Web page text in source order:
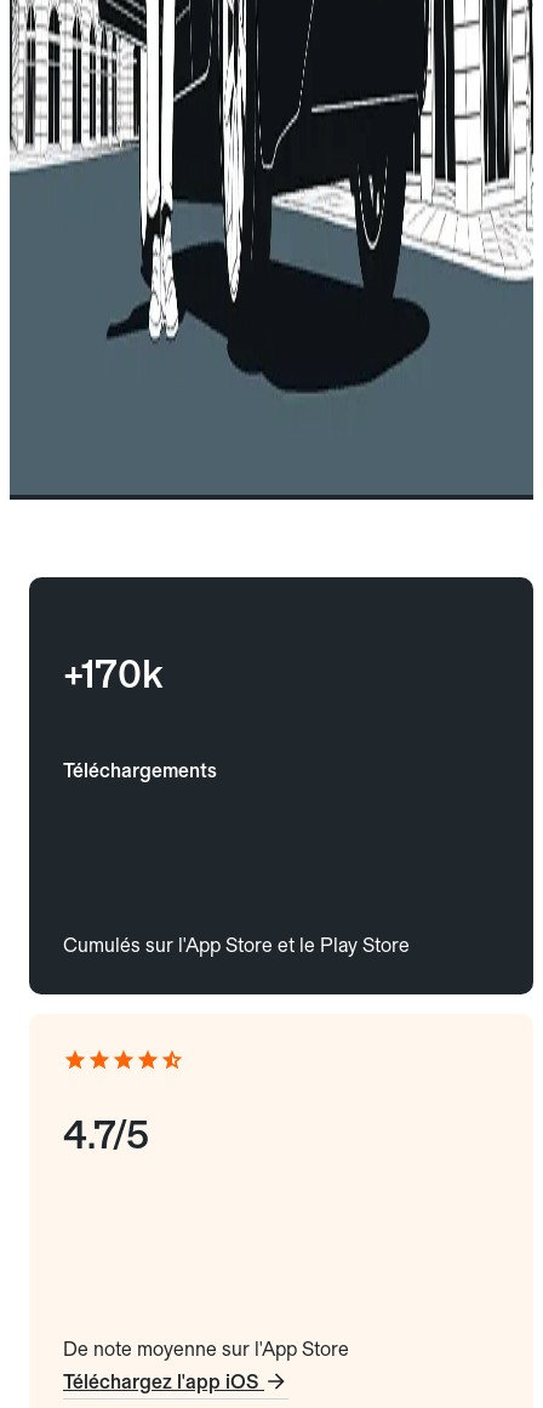
+170k
Téléchargements
Cumulés sur l'App Store et le Play Store
4.7/5
De note moyenne sur l'App Store
Téléchargez l'app iOS